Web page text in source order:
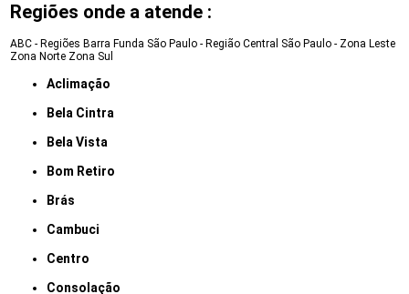
Regiões onde a atende :
ABC - Regiões Barra Funda São Paulo - Região Central São Paulo - Zona Leste
Zona Norte Zona Sul
Aclimação
Bela Cintra
Bela Vista
Bom Retiro
Brás
Cambuci
Centro
Consolação